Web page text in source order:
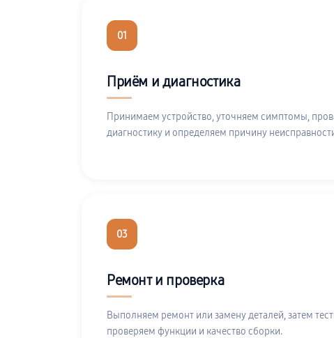
01
Приём и диагностика
Принимаем устройство, уточняем симптомы,
диагностику и определяем причину
03
Ремонт и проверка
Выполняем ремонт или замену деталей, затем
проверяем функции и качество сборки.